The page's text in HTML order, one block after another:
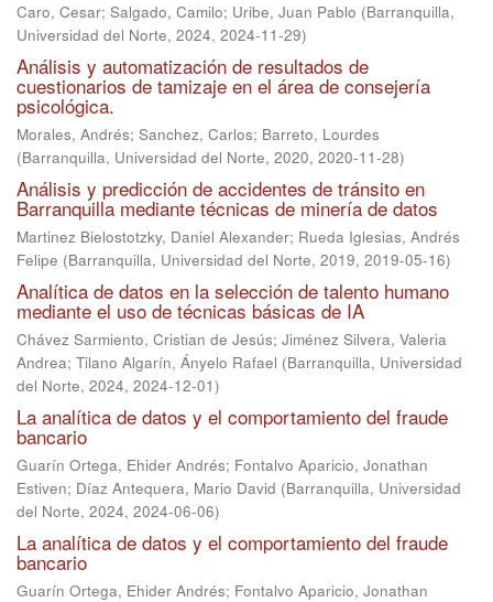
Caro, Cesar; Salgado, Camilo; Uribe, Juan Pablo (Barranquilla,
Universidad del Norte, 2024, 2024-11-29)
Análisis y automatización de resultados de
cuestionarios de tamizaje en el área de consejería
psicológica.
Morales, Andrés; Sanchez, Carlos; Barreto, Lourdes
(Barranquilla, Universidad del Norte, 2020, 2020-11-28)
Análisis y predicción de accidentes de tránsito en
Barranquilla mediante técnicas de minería de datos
Martinez Bielostotzky, Daniel Alexander; Rueda Iglesias, Andrés
Felipe (Barranquilla, Universidad del Norte, 2019, 2019-05-16)
Analítica de datos en la selección de talento humano
mediante el uso de técnicas básicas de IA
Chávez Sarmiento, Cristian de Jesús; Jiménez Silvera, Valeria
Andrea; Tilano Algarín, Ányelo Rafael (Barranquilla, Universidad
del Norte, 2024, 2024-12-01)
La analítica de datos y el comportamiento del fraude
bancario
Guarín Ortega, Ehider Andrés; Fontalvo Aparicio, Jonathan
Estiven; Díaz Antequera, Mario David (Barranquilla, Universidad
del Norte, 2024, 2024-06-06)
La analítica de datos y el comportamiento del fraude
bancario
Guarín Ortega, Ehider Andrés; Fontalvo Aparicio, Jonathan